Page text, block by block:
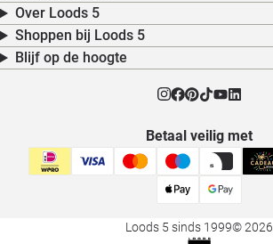
Over Loods 5
Shoppen bij Loods 5
Blijf op de hoogte
Betaal veilig met
Loods 5 sinds 1999© 2026